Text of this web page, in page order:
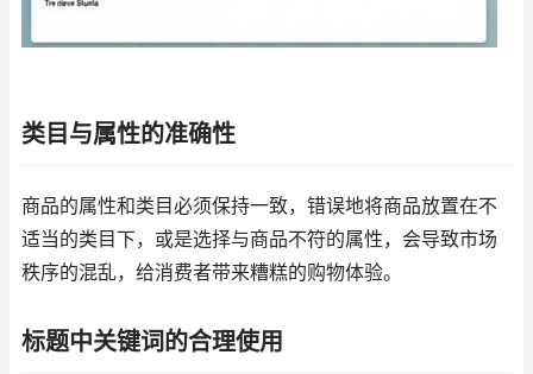
类目与属性的准确性
商品的属性和类目必须保持一致，错误地将商品放置在不
适当的类目下，或是选择与商品不符的属性，会导致市场
秩序的混乱，给消费者带来糟糕的购物体验。
标题中关键词的合理使用